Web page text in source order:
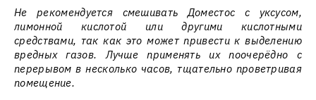
Не рекомендуется смешивать Доместос с уксусом,
лимонной кислотой или другими кислотными
средствами, так как это может привести к выделению
вредных газов. Лучше применять их поочерёдно с
перерывом в несколько часов, тщательно проветривая
помещение.